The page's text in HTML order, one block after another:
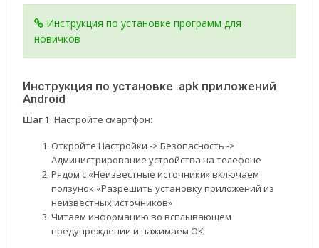
Инструкция по установке программ для
новичков
Инструкция по установке .apk приложений
Android
Шаг 1: Настройте смартфон:
Откройте Настройки -> Безопасность ->
Администрирование устройства на телефоне
Рядом с «Неизвестные источники» включаем
ползунок «Разрешить установку приложений из
неизвестных источников»
Читаем информацию во всплывающем
предупреждении и нажимаем ОК